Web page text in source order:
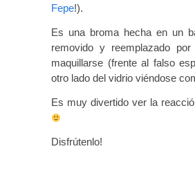
Fepe!).
Es una broma hecha en un
removido y reemplazado
maquillarse (frente al falso
otro lado del vidrio viéndose
Es muy divertido ver la
Disfrútenlo!